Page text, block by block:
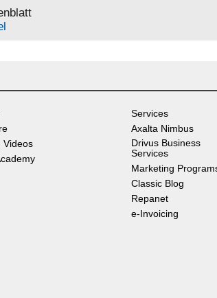
Videos
Services
Axalta Nimbus
Drivus Business
Services
Marketing
Classic Blog
Repanet
e-Invoicing